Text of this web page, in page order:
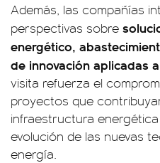
Además, las compañías
perspectivas sobre
energético,
de innovación aplicadas
visita refuerza el
proyectos que
infraestructura
evolución de las nuevas
energía.